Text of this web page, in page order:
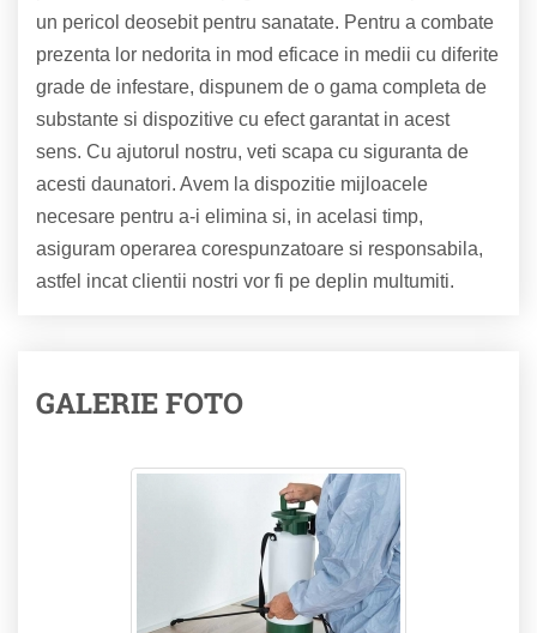
un pericol deosebit pentru sanatate. Pentru a combate
prezenta lor nedorita in mod eficace in medii cu diferite
grade de infestare, dispunem de o gama completa de
substante si dispozitive cu efect garantat in acest
sens. Cu ajutorul nostru, veti scapa cu siguranta de
acesti daunatori. Avem la dispozitie mijloacele
necesare pentru a-i elimina si, in acelasi timp,
asiguram operarea corespunzatoare si responsabila,
astfel incat clientii nostri vor fi pe deplin multumiti.
GALERIE FOTO